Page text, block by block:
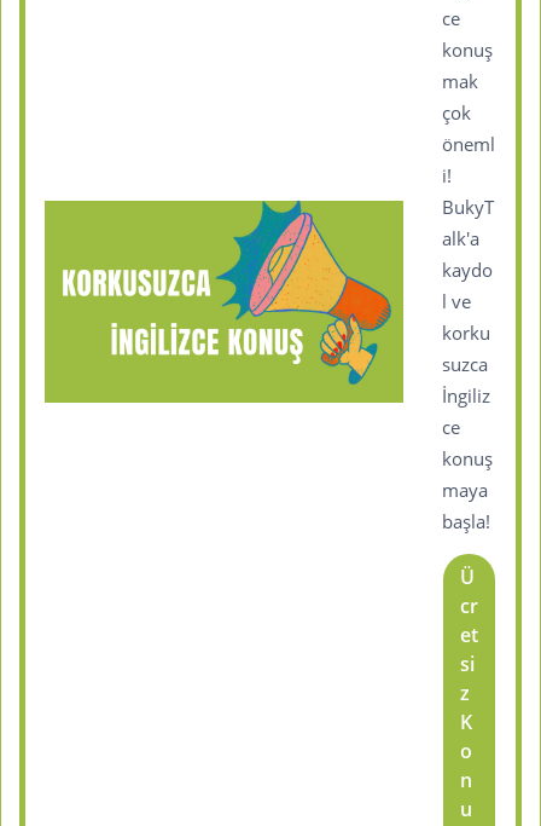
ce
konuş
mak
çok
öneml
i!
BukyT
alk'a
kaydo
l ve
korku
suzca
İngiliz
ce
konuş
maya
başla!
Ü
cr
et
si
z
K
o
n
u